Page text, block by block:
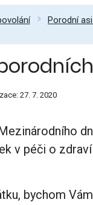
Porodní
27. 7. 2020
v péči o
bychom